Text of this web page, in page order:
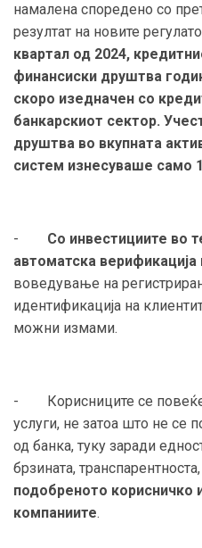
намалена споредено со
резултат на новите
квартал од 2024,
финансиски друштва
скоро изедначен со
банкарскиот сектор.
друштва во вкупната
систем изнесуваше само
- Со инвестициите во
автоматска
воведување на
идентификација на
можни измами.
- Корисниците се повеќе
услуги, не затоа што не се
од банка, туку заради
брзината,
подобреното корисничко
компаниите.